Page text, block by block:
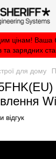
цінам! Ваша
та зарядних
для дому
відгук